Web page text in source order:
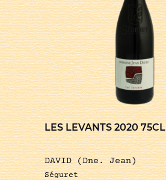
LES LEVANTS 2020 75CL
DAVID (Dne. Jean)
Séguret